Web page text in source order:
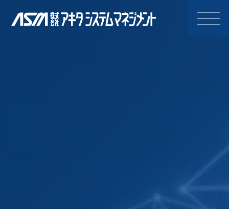
株式会社アキタシステムマネ